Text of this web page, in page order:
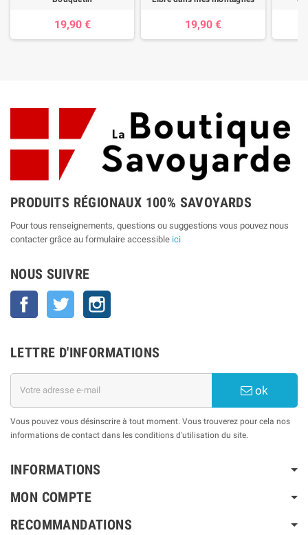
19,90 € 19,90 €
PRODUITS RÉGIONAUX 100% SAVOYARDS
Pour tous renseignements, questions ou suggestions vous pouvez nous
contacter grâce au formulaire accessible ici
NOUS SUIVRE
Facebook Twitter
LETTRE D'INFORMATIONS
ok
Vous pouvez vous désinscrire à tout moment. Vous trouverez pour cela nos
informations de contact dans les conditions d'utilisation du site.
INFORMATIONS
MON COMPTE
RECOMMANDATIONS